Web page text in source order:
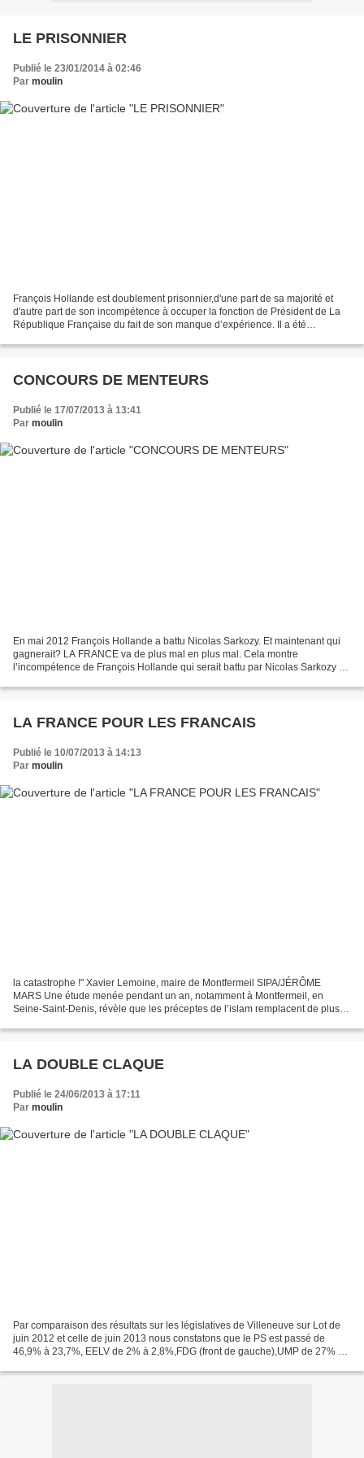
LE PRISONNIER
Publié le 23/01/2014 à 02:46
Par moulin
François Hollande est doublement prisonnier,d'une part de sa majorité et
d'autre part de son incompétence à occuper la fonction de Président de La
République Française du fait de son manque d’expérience. Il a été
CONCOURS DE MENTEURS
Publié le 17/07/2013 à 13:41
Par moulin
En mai 2012 François Hollande a battu Nicolas Sarkozy. Et maintenant qui
gagnerait? LA FRANCE va de plus mal en plus mal. Cela montre
l’incompétence de François Hollande qui serait battu par Nicolas Sarkozy du
LA FRANCE POUR LES FRANCAIS
Publié le 10/07/2013 à 14:13
Par moulin
la catastrophe !" Xavier Lemoine, maire de Montfermeil SIPA/JÉRÔME
MARS Une étude menée pendant un an, notamment à Montfermeil, en
Seine-Saint-Denis, révèle que les préceptes de l’islam remplacent de plus
LA DOUBLE CLAQUE
Publié le 24/06/2013 à 17:11
Par moulin
Par comparaison des résultats sur les législatives de Villeneuve sur Lot de
juin 2012 et celle de juin 2013 nous constatons que le PS est passé de
46,9% à 23,7%, EELV de 2% à 2,8%,FDG (front de gauche),UMP de 27% à